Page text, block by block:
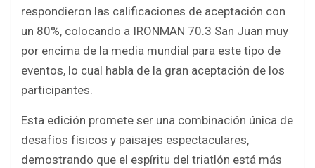
respondieron las calificaciones de aceptación con
un 80%, colocando a IRONMAN 70.3 San Juan muy
por encima de la media mundial para este tipo de
eventos, lo cual habla de la gran aceptación de los
participantes.
Esta edición promete ser una combinación única de
desafíos físicos y paisajes espectaculares,
demostrando que el espíritu del triatlón está más